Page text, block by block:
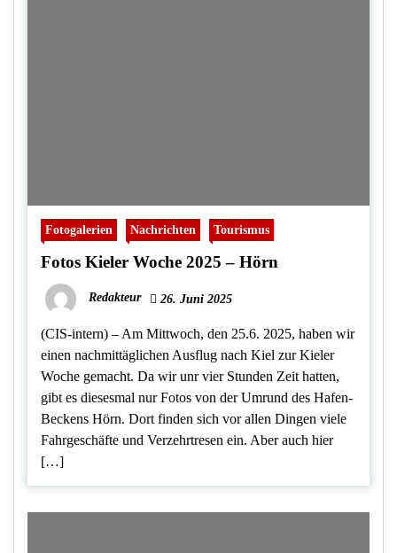
Fotogalerien Nachrichten Tourismus
Fotos Kieler Woche 2025 – Hörn
Redakteur 26. Juni 2025
(CIS-intern) – Am Mittwoch, den 25.6. 2025, haben wir
einen nachmittäglichen Ausflug nach Kiel zur Kieler
Woche gemacht. Da wir unr vier Stunden Zeit hatten,
gibt es diesesmal nur Fotos von der Umrund des Hafen-
Beckens Hörn. Dort finden sich vor allen Dingen viele
Fahrgeschäfte und Verzehrtresen ein. Aber auch hier
[…]